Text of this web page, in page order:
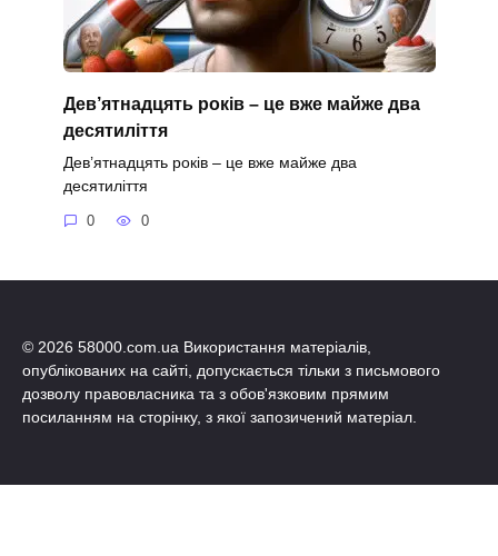
Дев’ятнадцять років – це вже майже два
десятиліття
Дев’ятнадцять років – це вже майже два
десятиліття
0 0
© 2026 58000.com.ua Використання матеріалів,
опублікованих на сайті, допускається тільки з письмового
дозволу правовласника та з обов'язковим прямим
посиланням на сторінку, з якої запозичений матеріал.